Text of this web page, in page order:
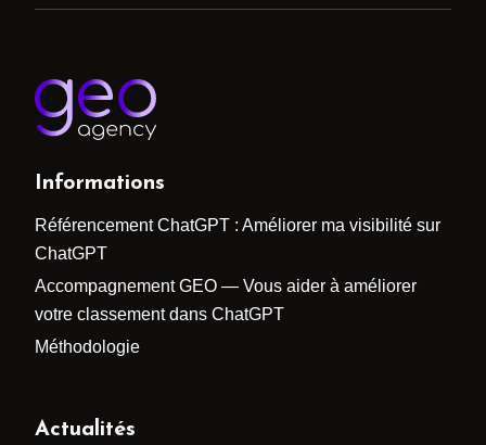
Informations
Référencement ChatGPT : Améliorer ma visibilité sur
ChatGPT
Accompagnement GEO — Vous aider à améliorer
votre classement dans ChatGPT
Méthodologie
Actualités